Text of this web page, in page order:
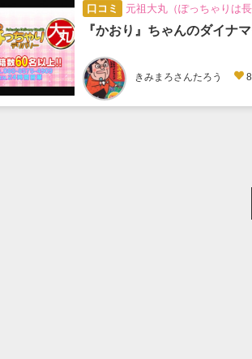
口コミ 元祖大丸（ぽっちゃりは長
『かおり』ちゃんのダイナ
きみまろさんたろう